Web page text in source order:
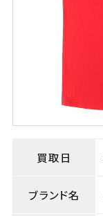
買取日
ブランド名